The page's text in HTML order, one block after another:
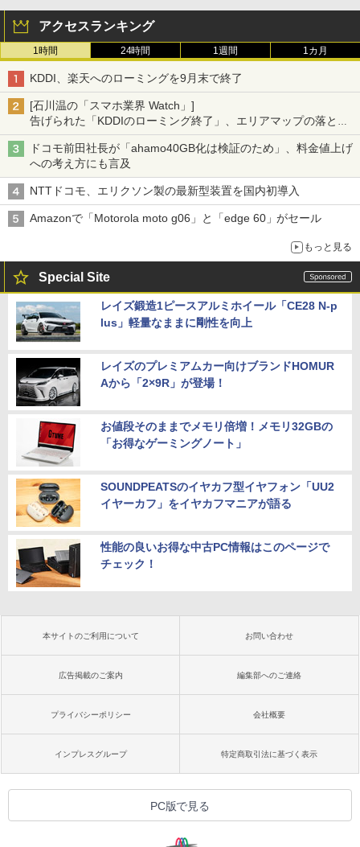
アクセスランキング
1時間 24時間 1週間 1カ月
KDDI、楽天へのローミングを9月末で終了
[石川温の「スマホ業界 Watch」]
告げられた「KDDIのローミング終了」、エリアマップの落とし
穴と楽天モバイルの課題
ドコモ前田社長が「ahamo40GB化は検証のため」、料金値上げ
への考え方にも言及
NTTドコモ、エリクソン製の最新型装置を国内初導入
Amazonで「Motorola moto g06」と「edge 60」がセール
もっと見る
Special Site
レイズ鍛造1ピースアルミホイール「CE28 N-p
lus」軽量なままに剛性を向上
レイズのプレミアムカー向けブランドHOMUR
Aから「2×9R」が登場！
お値段そのままでメモリ倍増！メモリ32GBの
「お得なゲーミングノート」
SOUNDPEATSのイヤカフ型イヤフォン「UU2
イヤーカフ」をイヤカフマニアが語る
性能の良いお得な中古PC情報はこのページで
チェック！
本サイトのご利用について お問い合わせ
広告掲載のご案内 編集部へのご連絡
プライバシーポリシー 会社概要
インプレスグループ 特定商取引法に基づく表示
PC版で見る